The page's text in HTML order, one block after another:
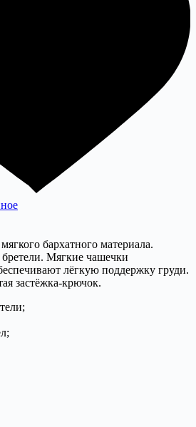
бархатного материала.
Мягкие чашечки
лёгкую поддержку груди.
застёжка-крючок.